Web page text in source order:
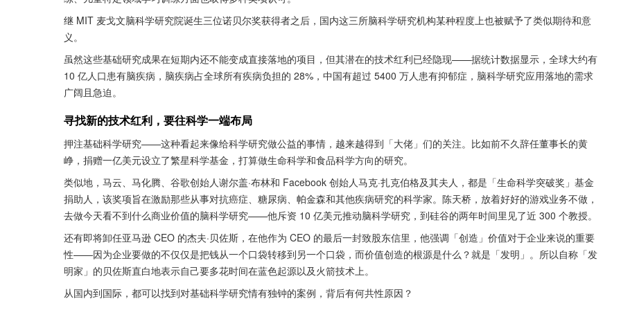
继 MIT 麦戈文脑科学研究院诞生三位诺贝尔奖获得者之后，国内这三所脑科学研究机构某种程度上也被赋予了类似期待和意
义。
虽然这些基础研究成果在短期内还不能变成直接落地的项目，但其潜在的技术红利已经隐现——据统计数据显示，全球大约有
10 亿人口患有脑疾病，脑疾病占全球所有疾病负担的 28%，中国有超过 5400 万人患有抑郁症，脑科学研究应用落地的需求
广阔且急迫。
寻找新的技术红利，要往科学一端布局
押注基础科学研究——这种看起来像给科学研究做公益的事情，越来越得到「大佬」们的关注。比如前不久辞任董事长的黄
峥，捐赠一亿美元设立了繁星科学基金，打算做生命科学和食品科学方向的研究。
类似地，马云、马化腾、谷歌创始人谢尔盖·布林和 Facebook 创始人马克·扎克伯格及其夫人，都是「生命科学突破奖」基金
捐助人，该奖项旨在激励那些从事对抗癌症、糖尿病、帕金森和其他疾病研究的科学家。陈天桥，放着好好的游戏业务不做，
去做今天看不到什么商业价值的脑科学研究——他斥资 10 亿美元推动脑科学研究，到硅谷的两年时间里见了近 300 个教授。
还有即将卸任亚马逊 CEO 的杰夫·贝佐斯，在他作为 CEO 的最后一封致股东信里，他强调「创造」价值对于企业来说的重要
性——因为企业要做的不仅仅是把钱从一个口袋转移到另一个口袋，而价值创造的根源是什么？就是「发明」。所以自称「发
明家」的贝佐斯直白地表示自己要多花时间在蓝色起源以及火箭技术上。
从国内到国际，都可以找到对基础科学研究情有独钟的案例，背后有何共性原因？